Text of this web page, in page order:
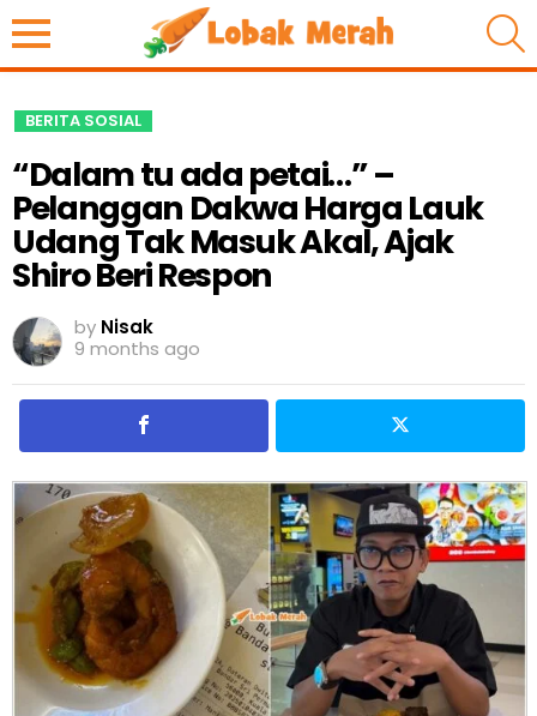
BERITA SOSIAL
“Dalam tu ada petai…” –
Pelanggan Dakwa Harga Lauk
Udang Tak Masuk Akal, Ajak
Shiro Beri Respon
by Nisak
9 months ago